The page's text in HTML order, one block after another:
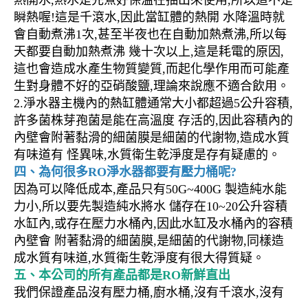
瞬熱喔!這是千滾水,因此當缸體的熱開 水降溫時就
會自動煮沸1次,甚至半夜也在自動加熱煮沸,所以每
天都要自動加熱煮沸 幾十次以上,這是耗電的原因,
這也會造成水產生物質變質,而起化學作用而可能產
生對身體不好的亞硝酸鹽,理論來說應不適合飲用。
2.淨水器主機內的熱缸體通常大小都超過5公升容積,
許多菌株芽孢菌是能在高溫度 存活的,因此容積內的
內壁會附著黏滑的細菌膜是細菌的代謝物,造成水質
有味道有 怪異味,水質衛生乾淨度是存有疑慮的。
四、為何很多RO淨水器都要有壓力桶呢?
因為可以降低成本,產品只有50G~400G 製造純水能
力小,所以要先製造純水將水 儲存在10~20公升容積
水缸內,或存在壓力水桶內,因此水缸及水桶內的容積
內壁會 附著黏滑的細菌膜,是細菌的代謝物,同樣造
成水質有味道,水質衛生乾淨度有很大得質疑。
五、本公司的所有產品都是RO新鮮直出
我們保證產品沒有壓力桶,廚水桶,沒有千滾水,沒有